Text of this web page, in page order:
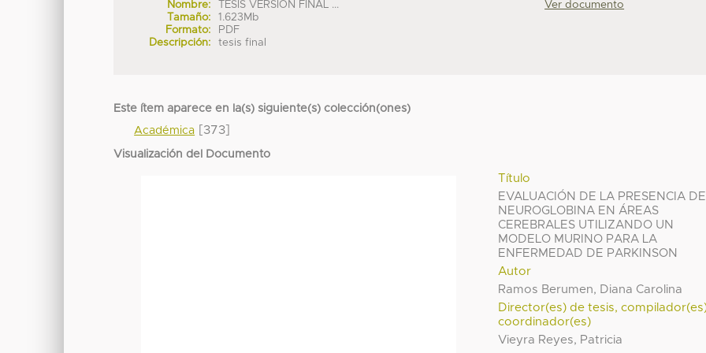
Nombre:
TESIS VERSIÓN FINAL ...
Tamaño:
1.623Mb
Formato:
PDF
Descripción:
tesis final
Ver documento
Este ítem aparece en la(s) siguiente(s) colección(ones)
Académica [373]
Visualización del Documento
Título
EVALUACIÓN DE LA PRESENCIA DE
NEUROGLOBINA EN ÁREAS
CEREBRALES UTILIZANDO UN
MODELO MURINO PARA LA
ENFERMEDAD DE PARKINSON
Autor
Ramos Berumen, Diana Carolina
Director(es) de tesis,
coordinador(es)
Vieyra Reyes, Patricia